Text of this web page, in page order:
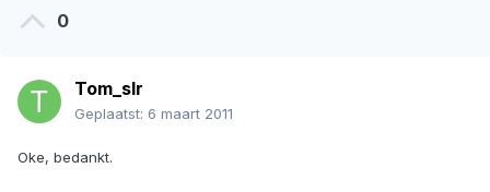
0
Tom_slr
Geplaatst: 6 maart 2011
Oke, bedankt.